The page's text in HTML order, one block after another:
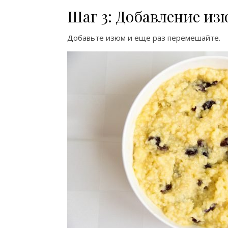
Шаг 3: Добавление
Добавьте изюм и еще раз перемешайте.